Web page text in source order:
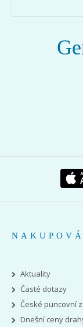
Aktuality
Časté dotazy
České puncovní
Dnešní ceny